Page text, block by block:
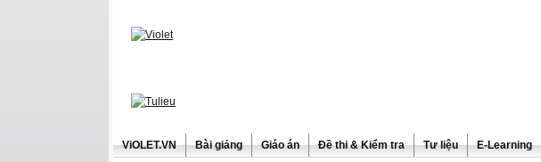
ViOLET.VN Bài giảng Giáo án Đề thi & Kiểm tra Tư liệu E-Learning